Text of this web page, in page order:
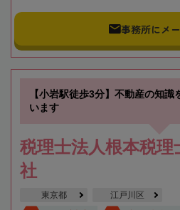
事務所にメ
【小岩駅徒歩3分】不動産の知
います
税理士法人根本税理
社
東京都 江戸川区